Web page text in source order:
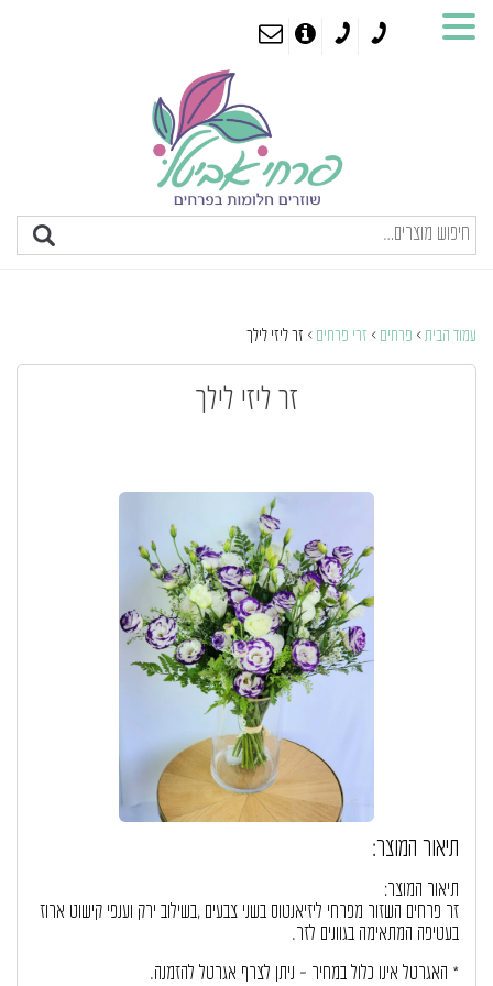
עמוד הבית > פרחים > זרי פרחים > זר ליזי לילך
זר ליזי לילך
תיאור המוצר:
תיאור המוצר:
זר פרחים השזור מפרחי ליזיאנטוס בשני צבעים ,בשילוב ירק וענפי קישוט ארוז
בעטיפה המתאימה בגוונים לזר.
* האגרטל אינו כלול במחיר – ניתן לצרף אגרטל להזמנה.